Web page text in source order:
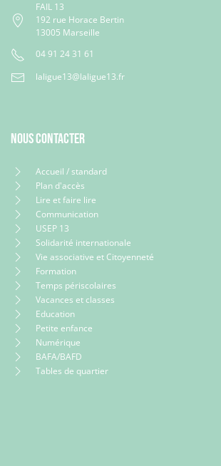
FAIL 13
192 rue Horace Bertin
13005 Marseille
04 91 24 31 61
laligue13@laligue13.fr
Nous contacter
Accueil / standard
Plan d'accès
Lire et faire lire
Communication
USEP 13
Solidarité internationale
Vie associative et Citoyenneté
Formation
Temps périscolaires
Vacances et classes
Education
Petite enfance
Numérique
BAFA/BAFD
Tables de quartier